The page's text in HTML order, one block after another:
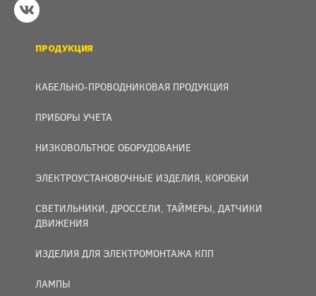
ПРОДУКЦИЯ
КАБЕЛЬНО-ПРОВОДНИКОВАЯ ПРОДУКЦИЯ
ПРИБОРЫ УЧЕТА
НИЗКОВОЛЬТНОЕ ОБОРУДОВАНИЕ
ЭЛЕКТРОУСТАНОВОЧНЫЕ ИЗДЕЛИЯ, КОРОБКИ
СВЕТИЛЬНИКИ, ДРОССЕЛИ, ТАЙМЕРЫ, ДАТЧИКИ
ДВИЖЕНИЯ
ИЗДЕЛИЯ ДЛЯ ЭЛЕКТРОМОНТАЖА КПП
ЛАМПЫ